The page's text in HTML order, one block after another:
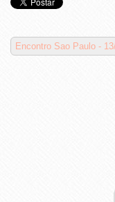
Encontro Sao Paulo -